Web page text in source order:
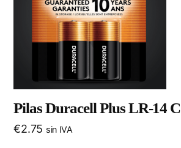
Pilas Duracell Plus LR-14 C
€2.75 sin IVA